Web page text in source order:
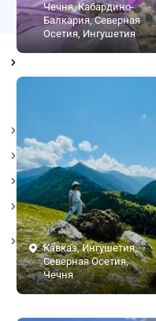
Чечня, Кабардино-
Балкария, Северная
Осетия, Ингушетия
Кавказ, Ингушетия,
Северная Осетия,
Чечня